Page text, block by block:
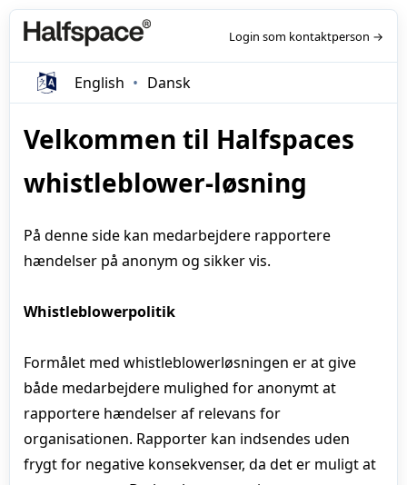
Login som kontaktperson →
English Dansk
Velkommen til Halfspaces
whistleblower-løsning
På denne side kan medarbejdere rapportere
hændelser på anonym og sikker vis.
Whistleblowerpolitik
Formålet med whistleblowerløsningen er at give
både medarbejdere mulighed for anonymt at
rapportere hændelser af relevans for
organisationen. Rapporter kan indsendes uden
frygt for negative konsekvenser, da det er muligt at